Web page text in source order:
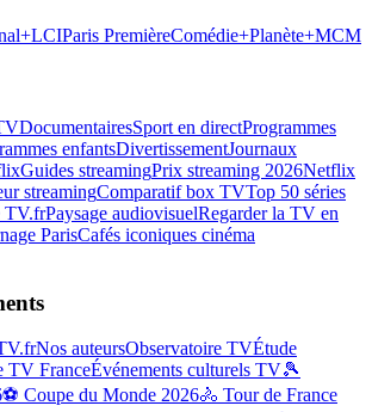
LCIParis PremièreComédie+Planète+MCM
DocumentairesSport en directProgrammes
enfantsDivertissementJournaux
Guides streamingPrix streaming 2026Netflix
streamingComparatif box TVTop 50 séries
TV.frPaysage audiovisuelRegarder la TV en
ParisCafés iconiques cinéma
Nos auteursObservatoire TVÉtude
TV FranceÉvénements culturels TV🎾
⚽ Coupe du Monde 2026🚴 Tour de France